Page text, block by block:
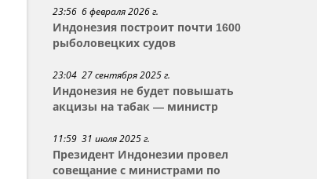
23:56 6 февраля 2026 г.
Индонезия построит почти 1600
рыболовецких судов
23:04 27 сентября 2025 г.
Индонезия не будет повышать
акцизы на табак — министр
11:59 31 июля 2025 г.
Президент Индонезии провел
совещание с министрами по